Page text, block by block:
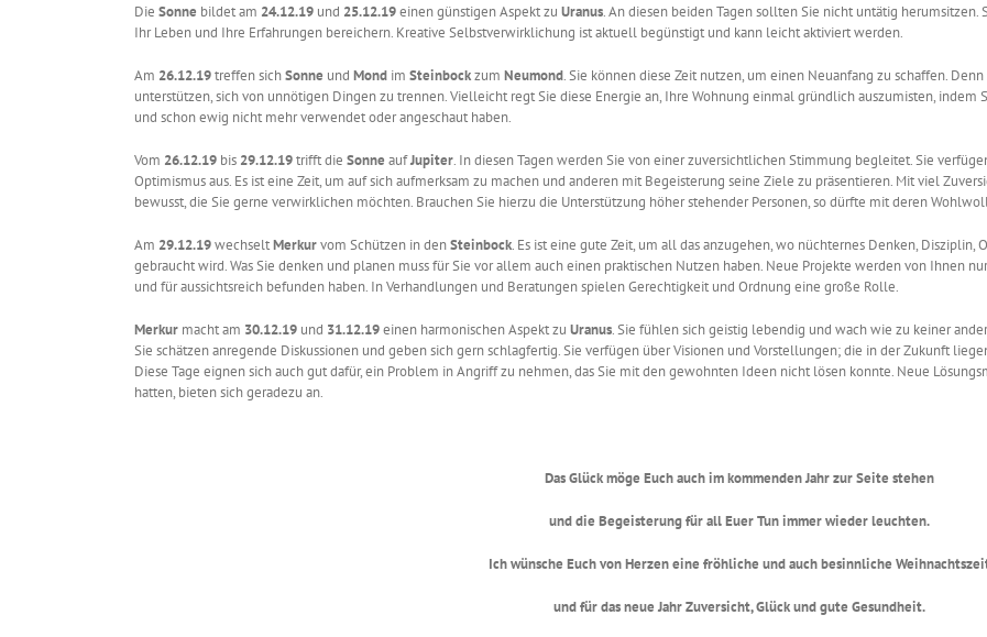
Die Sonne bildet am 24.12.19 und 25.12.19einen günstigen Aspekt zu Uranus. An diesen beiden Tagen sollten Sie nicht untätig
Ihr Leben und Ihre Erfahrungen bereichern. Kreative Selbstverwirklichung ist aktuell begünstigt und kann leicht aktiviert werden.
Am 26.12.19treffen sichSonne und Mond im Steinbockzum Neumond. Sie können diese Zeit nutzen, um einen Neuanfang zu schaffen.
unterstützen, sich von unnötigen Dingen zu trennen. Vielleicht regt Sie diese Energie an, Ihre Wohnung einmal gründlich auszumisten,
und schon ewig nicht mehr verwendet oder angeschaut haben.
Vom 26.12.19 bis 29.12.19trifft die Sonne aufJupiter. In diesen Tagen werden Sie von einer zuversichtlichen Stimmung begleitet. Sie
Optimismus aus. Es ist eine Zeit, um auf sich aufmerksam zu machen und anderen mit Begeisterung seine Ziele zu präsentieren. Mit viel
bewusst, die Sie gerne verwirklichen möchten. Brauchen Sie hierzu die Unterstützung höher stehender Personen, so dürfte mit deren
Am 29.12.19wechseltMerkurvom Schützen in denSteinbock. Es ist eine gute Zeit, um all das anzugehen, wo nüchternes Denken,
gebraucht wird. Was Sie denken und planen muss für Sie vor allem auch einen praktischen Nutzen haben. Neue Projekte werden von Ihnen
und für aussichtsreich befunden haben. In Verhandlungen und Beratungen spielen Gerechtigkeit und Ordnung eine große Rolle.
Merkur macht am 30.12.19 und 31.12.19einen harmonischen Aspekt zu Uranus. Sie fühlen sich geistig lebendig und wach wie zu keiner
Sie schätzen anregende Diskussionen und geben sich gern schlagfertig. Sie verfügen über Visionen und Vorstellungen; die in der Zukunft
Diese Tage eignen sich auch gut dafür, ein Problem in Angriff zu nehmen, das Sie mit den gewohnten Ideen nicht lösen konnte. Neue
hatten, bieten sich geradezu an.
Das Glück möge Euch auch im kommenden Jahr zur Seite stehen
und die Begeisterung für all Euer Tun immer wieder leuchten.
Ich wünsche Euch von Herzen eine fröhliche und auch besinnliche
und für das neue Jahr Zuversicht, Glück und gute Gesundheit.